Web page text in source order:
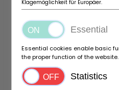
ISCRIVITI SUBITO ALLA
Klagemöglichkeit für Europäer.
Essential
Essential cookies enable basic
the proper function of the website.
Statistics